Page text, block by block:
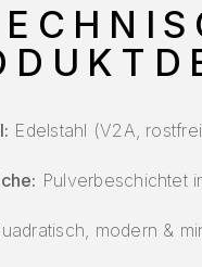
Edelstahl (V2A,
Pulverbeschichtet
modern &